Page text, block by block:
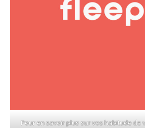
Pour en savoir plus sur vos habitude de